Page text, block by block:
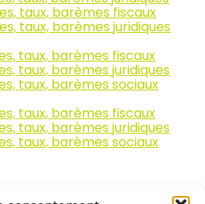
taux, barèmes fiscaux
taux, barèmes juridiques
taux, barèmes fiscaux
taux, barèmes juridiques
taux, barèmes sociaux
taux, barèmes fiscaux
taux, barèmes juridiques
taux, barèmes sociaux